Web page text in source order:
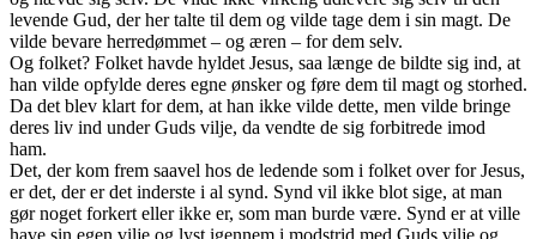
levende Gud, der her talte til dem og vilde tage dem i sin magt. De
vilde bevare herredømmet – og æren – for dem selv.
Og folket? Folket havde hyldet Jesus, saa længe de bildte sig ind, at
han vilde opfylde deres egne ønsker og føre dem til magt og storhed.
Da det blev klart for dem, at han ikke vilde dette, men vilde bringe
deres liv ind under Guds vilje, da vendte de sig forbitrede imod
ham.
Det, der kom frem saavel hos de ledende som i folket over for Jesus,
er det, der er det inderste i al synd. Synd vil ikke blot sige, at man
gør noget forkert eller ikke er, som man burde være. Synd er at ville
have sin egen vilje og lyst igennem i modstrid med Guds vilje og